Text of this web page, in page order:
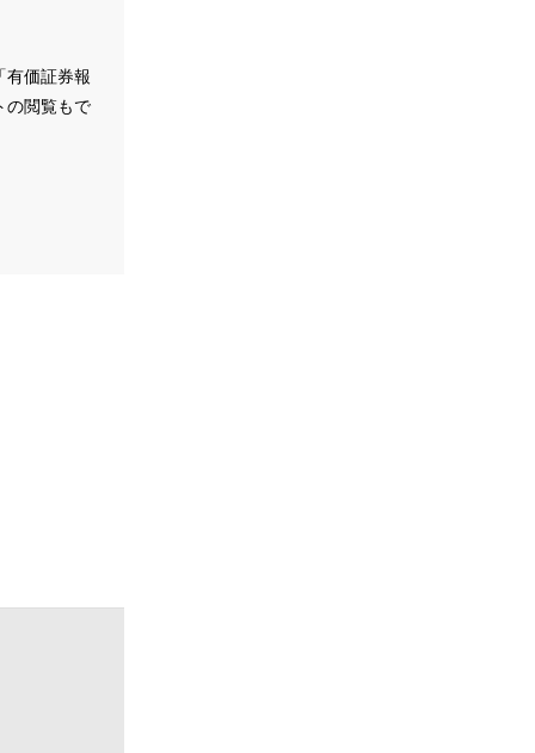
有価証券報
の閲覧もで